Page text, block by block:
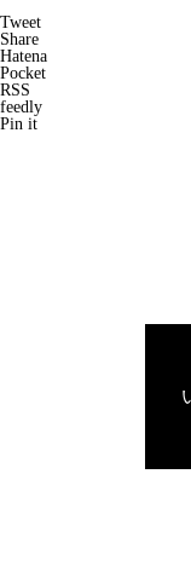
Tweet
Share
Hatena
Pocket
RSS
feedly
Pin it